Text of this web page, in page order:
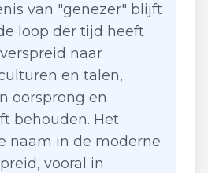
van "genezer" blijft
loop der tijd heeft
naar
en talen,
oorsprong en
behouden. Het
naam in de moderne
vooral in